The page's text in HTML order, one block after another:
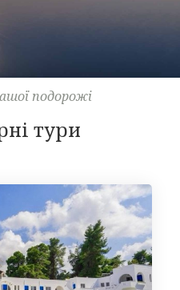
подорожі
тури